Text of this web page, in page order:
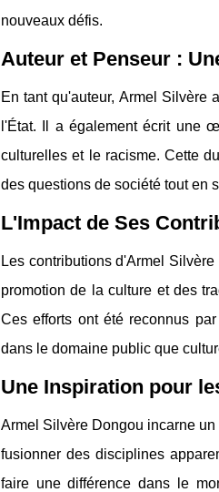
nouveaux défis.
Auteur et Penseur :
En tant qu'auteur, Armel Silvère
l'État. Il a également écrit une
culturelles et le racisme. Cette
des questions de société tout en
L'Impact de Ses
Les contributions d'Armel
promotion de la culture et des
Ces efforts ont été reconnus
dans le domaine public que
Une Inspiration pour
Armel Silvère Dongou incarne
fusionner des disciplines
faire une différence dans le